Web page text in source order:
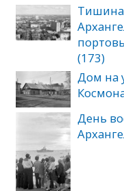
Тишина
(173)
Дом на
День